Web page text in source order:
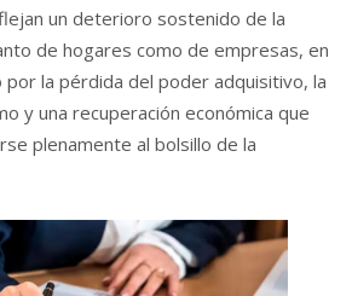
un deterioro sostenido de la
de hogares como de empresas, en
la pérdida del poder adquisitivo, la
y una recuperación económica que
plenamente al bolsillo de la